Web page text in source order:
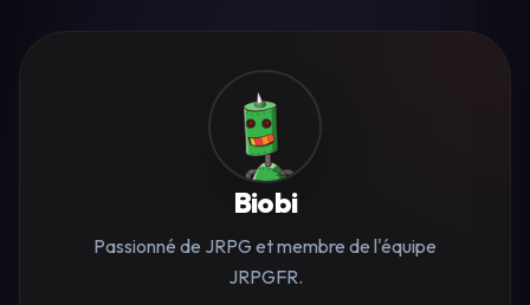
Biobi
Passionné de JRPG et membre de l'équipe
JRPGFR.